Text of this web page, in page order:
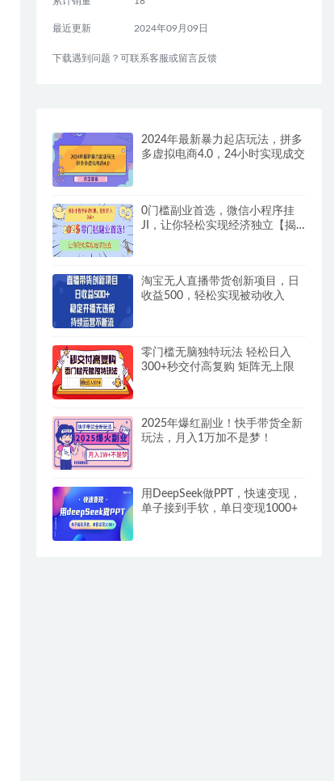
最近更新 2024年09月09日
下载遇到问题？可联系客服或留言反馈
2024年最新暴力起店玩法，拼多
多虚拟电商4.0，24小时实现成交
0门槛副业首选，微信小程序挂
JI，让你轻松实现经济独立【揭
淘宝无人直播带货创新项目，日
收益500，轻松实现被动收入
零门槛无脑独特玩法 轻松日入
300+秒交付高复购 矩阵无上限
2025年爆红副业！快手带货全新
玩法，月入1万加不是梦！
用DeepSeek做PPT，快速变现，
单子接到手软，单日变现1000+